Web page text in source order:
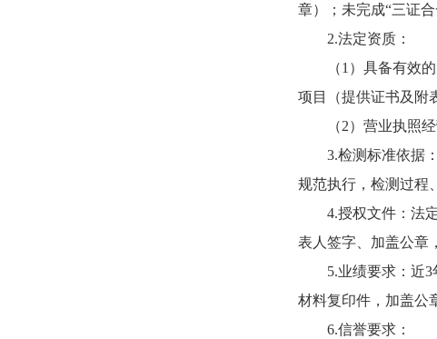
章）；未完成“三证
2.法定资质 ：
（1 ）具备有效
项目（提供证书及附
（2）营业执照
3.检测标准依据
规范执行，检测过程
4.授权文件：法
表人签字、加盖公章
5.业绩要求：近3
材料复印件，加盖公
6.信誉要求：